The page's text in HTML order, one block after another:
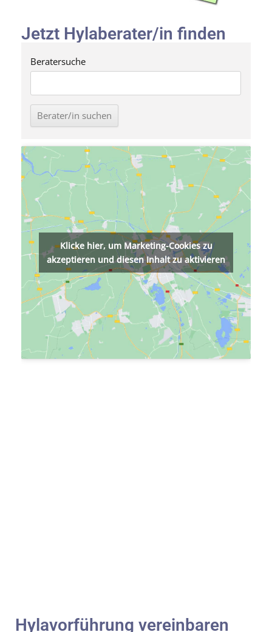
Jetzt Hylaberater/in finden
Beratersuche
Klicke hier, um Marketing-Cookies zu
akzeptieren und diesen Inhalt zu aktivieren
Hylavorführung vereinbaren